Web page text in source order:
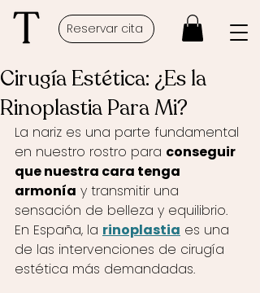
Reservar cita
Cirugía Estética: ¿Es la
Rinoplastia Para Mi?
La nariz es una parte fundamental
en nuestro rostro para conseguir
que nuestra cara tenga
armonía y transmitir una
sensación de belleza y equilibrio.
En España, la rinoplastia es una
de las intervenciones de cirugía
estética más demandadas.